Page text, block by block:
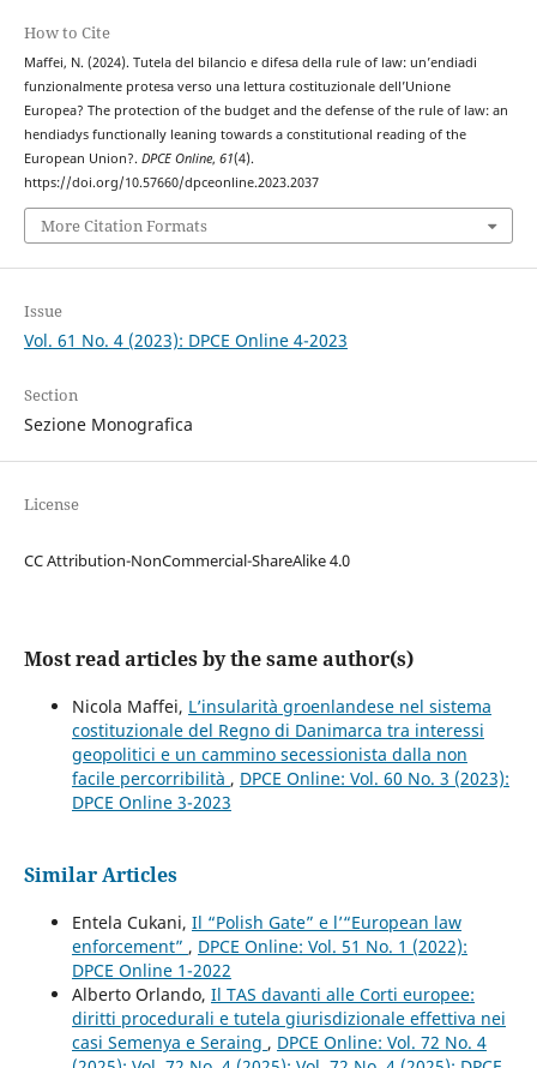
How to Cite
Maffei, N. (2024). Tutela del bilancio e difesa della rule of law: un’endiadi
funzionalmente protesa verso una lettura costituzionale dell’Unione
Europea? The protection of the budget and the defense of the rule of law: an
hendiadys functionally leaning towards a constitutional reading of the
European Union?. DPCE Online, 61(4).
https://doi.org/10.57660/dpceonline.2023.2037
More Citation Formats
Issue
Vol. 61 No. 4 (2023): DPCE Online 4-2023
Section
Sezione Monografica
License
CC Attribution-NonCommercial-ShareAlike 4.0
Most read articles by the same author(s)
Nicola Maffei, L’insularità groenlandese nel sistema
costituzionale del Regno di Danimarca tra interessi
geopolitici e un cammino secessionista dalla non
facile percorribilità , DPCE Online: Vol. 60 No. 3 (2023):
DPCE Online 3-2023
Similar Articles
Entela Cukani, Il “Polish Gate” e l’“European law
enforcement” , DPCE Online: Vol. 51 No. 1 (2022):
DPCE Online 1-2022
Alberto Orlando, Il TAS davanti alle Corti europee:
diritti procedurali e tutela giurisdizionale effettiva nei
casi Semenya e Seraing , DPCE Online: Vol. 72 No. 4